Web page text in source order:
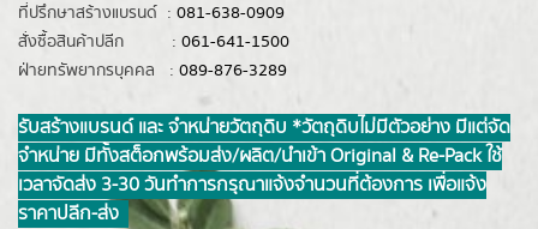
ที่ปรึกษาสร้างแบรนด์ : 081-638-0909
สั่งซื้อสินค้าปลีก : 061-641-1500
ฝ่ายทรัพยากรบุคคล : 089-876-3289
รับสร้างแบรนด์ และ จำหน่ายวัตถุดิบ *วัตถุดิบไม่มีตัวอย่าง มีแต่จัด
จำหน่าย มีทั้งสต็อกพร้อมส่ง/ผลิต/นำเข้า Original & Re-Pack ใช้
เวลาจัดส่ง 3-30 วันทำการ กรุณาแจ้งจำนวนที่ต้องการ เพื่อแจ้ง
ราคาปลีก-ส่ง